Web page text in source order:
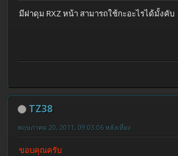
มีฝาดุม RXZ หน้า สามารถใช้กะอะไรได้มั้งคับ
TZ38
พฤษภาคม 20, 2011, 09:03:06 หลังเที่ยง
ขอบคุณครับ